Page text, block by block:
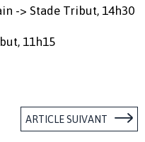
-> Stade Tribut, 14h30
11h15
ARTICLE SUIVANT